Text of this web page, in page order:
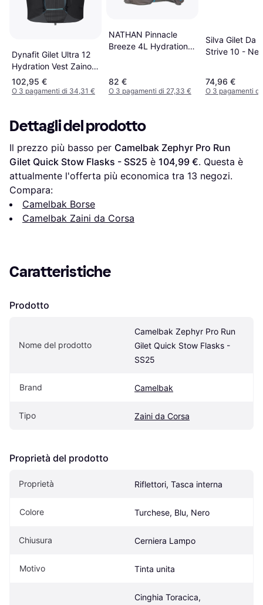
Dynafit Gilet Ultra 12
Hydration Vest Zaino -
Grigio Scuro Nero
102,95 €
O 3 pagamenti di 34,31 €
NATHAN Pinnacle
Breeze 4L Hydration
82 €
O 3 pagamenti di 27,33 €
Silva Gilet Da
Strive 10 -
74,96 €
O 3 pagamenti
Dettagli del prodotto
Il prezzo più basso per Camelbak Zephyr Pro Run
Gilet Quick Stow Flasks - SS25 è 104,99 €. Questa è
attualmente l'offerta più economica tra 13 negozi.
Compara:
Camelbak Borse
Camelbak Zaini da Corsa
Caratteristiche
Prodotto
Nome del prodotto
Camelbak Zephyr Pro Run
Gilet Quick Stow Flasks -
SS25
Brand Camelbak
Tipo Zaini da Corsa
Proprietà del prodotto
Proprietà Riflettori, Tasca interna
Colore Turchese, Blu, Nero
Chiusura Cerniera Lampo
Motivo Tinta unita
Cinghia Toracica,